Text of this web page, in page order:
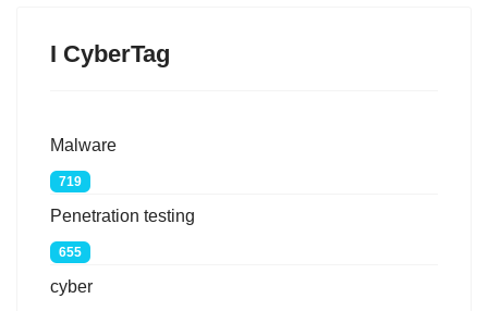
I CyberTag
Malware
719
Penetration testing
655
cyber